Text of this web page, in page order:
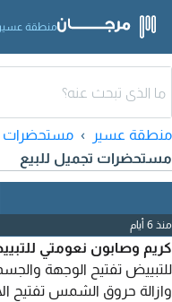
منطقة عسير
منطقة عسير
مستحضرات
مستحضرات تجميل للبيع
منذ 6 أيام
كريم وصابون نعومتي
للتبييض تفتيح الوجهة
وازالة حروق الشمس تفتيح